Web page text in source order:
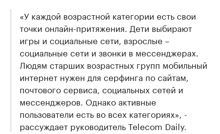
«У каждой возрастной категории есть свои
точки онлайн-притяжения. Дети выбирают
игры и социальные сети, взрослые –
социальные сети и звонки в мессенджерах.
Людям старших возрастных групп мобильный
интернет нужен для серфинга по сайтам,
почтового сервиса, социальных сетей и
мессенджеров. Однако активные
пользователи есть во всех категориях», -
рассуждает руководитель Telecom Daily.